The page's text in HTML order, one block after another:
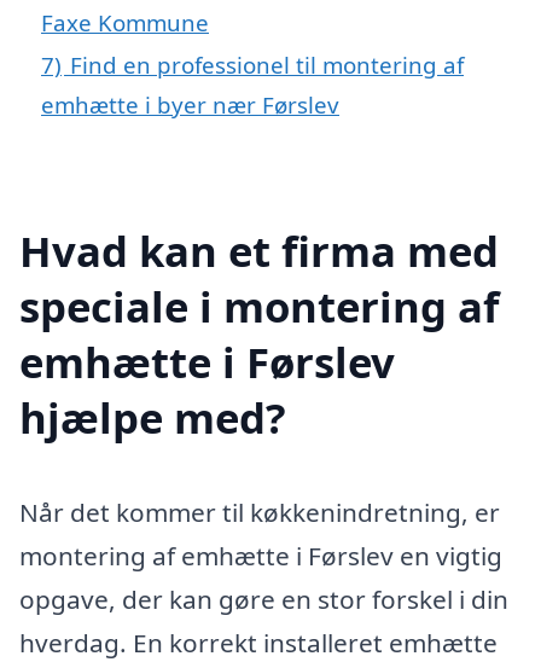
Faxe Kommune
7) Find en professionel til montering af
emhætte i byer nær Førslev
Hvad kan et firma med
speciale i montering af
emhætte i Førslev
hjælpe med?
Når det kommer til køkkenindretning, er
montering af emhætte i Førslev en vigtig
opgave, der kan gøre en stor forskel i din
hverdag. En korrekt installeret emhætte